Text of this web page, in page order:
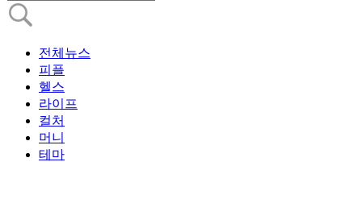
전체뉴스
피플
헬스
라이프
컬처
머니
테마